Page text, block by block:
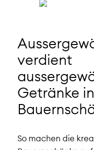
verdient
Getränke
So machen die